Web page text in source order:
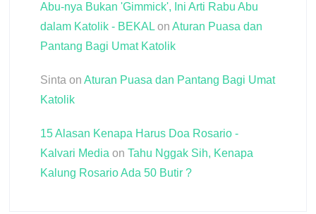
Abu-nya Bukan 'Gimmick', Ini Arti Rabu Abu
dalam Katolik - BEKALon Aturan Puasa dan
Pantang Bagi Umat Katolik
Sinta on Aturan Puasa dan Pantang Bagi Umat
Katolik
15 Alasan Kenapa Harus Doa Rosario -
Kalvari Media on Tahu Nggak Sih, Kenapa
Kalung Rosario Ada 50 Butir ?